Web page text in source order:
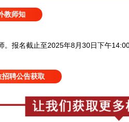
教师知
。 报名截止至2025年8月30日下午
聘公告获取